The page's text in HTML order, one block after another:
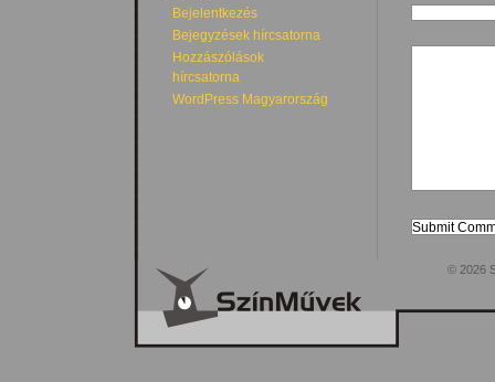
Bejelentkezés
Bejegyzések hírcsatorna
Hozzászólások
hírcsatorna
WordPress Magyarország
© 2026